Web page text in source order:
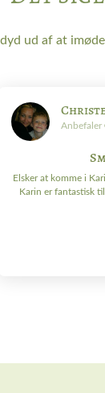
ud af at
Anbefaler
Elsker at komme i
Karin er fantastisk